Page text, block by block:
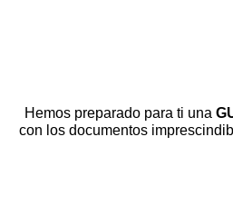
Hemos preparado para ti una
con los documentos